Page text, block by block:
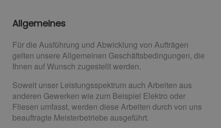
Allgemeines
Für die Ausführung und Abwicklung von Aufträgen
gelten unsere Allgemeinen Geschäftsbedingungen, die
Ihnen auf Wunsch zugestellt werden.
Soweit unser Leistungsspektrum auch Arbeiten aus
anderen Gewerken wie zum Beispiel Elektro oder
Fliesen umfasst, werden diese Arbeiten durch von uns
beauftragte Meisterbetriebe ausgeführt.